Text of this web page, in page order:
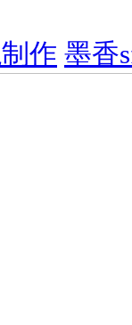
作 墨香